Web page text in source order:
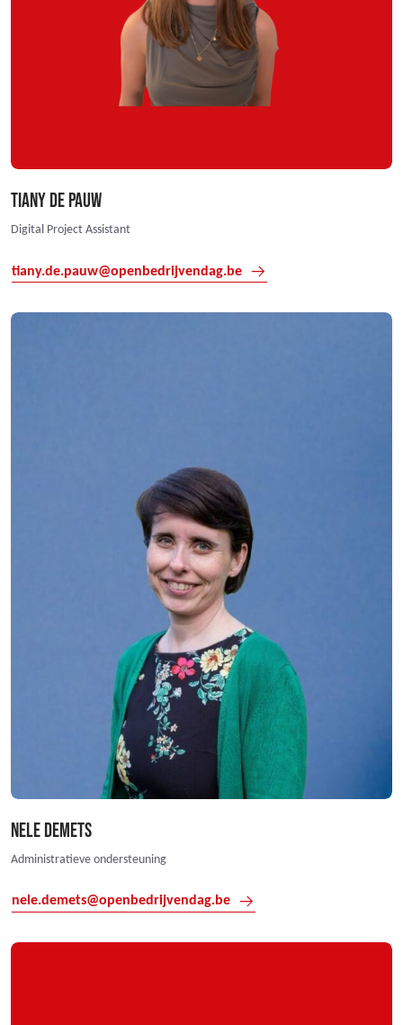
TIANY DE PAUW
Digital Project Assistant
tiany.de.pauw@openbedrijvendag.be
NELE DEMETS
Administratieve ondersteuning
nele.demets@openbedrijvendag.be